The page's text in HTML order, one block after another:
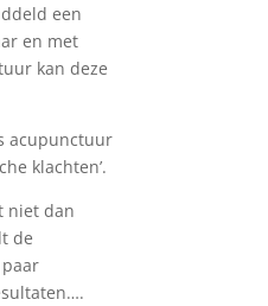
een
en met
kan deze
acupunctuur
klachten’.
niet dan
de